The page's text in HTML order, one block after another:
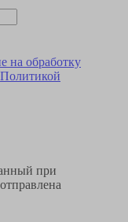
на обработку
Политикой
при